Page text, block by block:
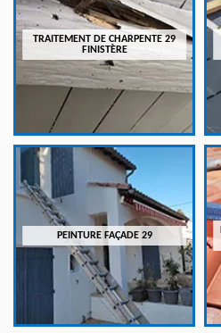
TRAITEMENT DE CHARPENTE 29
FINISTÈRE
PEINTURE FAÇADE 29